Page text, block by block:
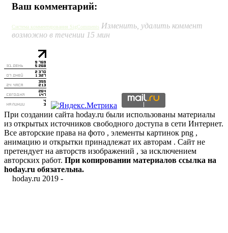
Ваш комментарий:
Система комментирования SigComments Изменить, удалить коммент
возможно в течении 15 мин
При создании сайта hoday.ru были использованы материалы
из открытых источников свободного доступа в сети Интернет.
Все авторские права на фото , элементы картинок png ,
анимацию и открытки принадлежат их авторам . Сайт не
претендует на авторств изображений , за исключением
авторских работ. При копировании материалов ссылка на
hoday.ru обязательна.
hoday.ru 2019 -